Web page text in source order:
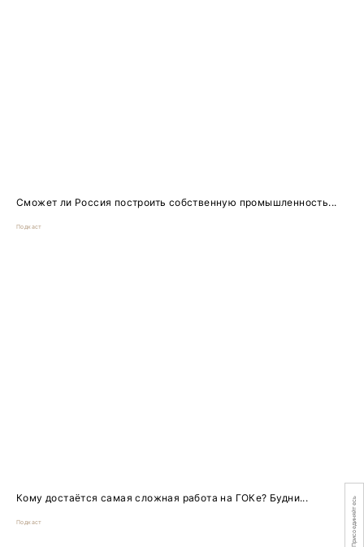
Сможет ли Россия построить собственную промышленность...
Подкаст
Кому достаётся самая сложная работа на ГОКе? Будни...
Подкаст Присоединяйтесь